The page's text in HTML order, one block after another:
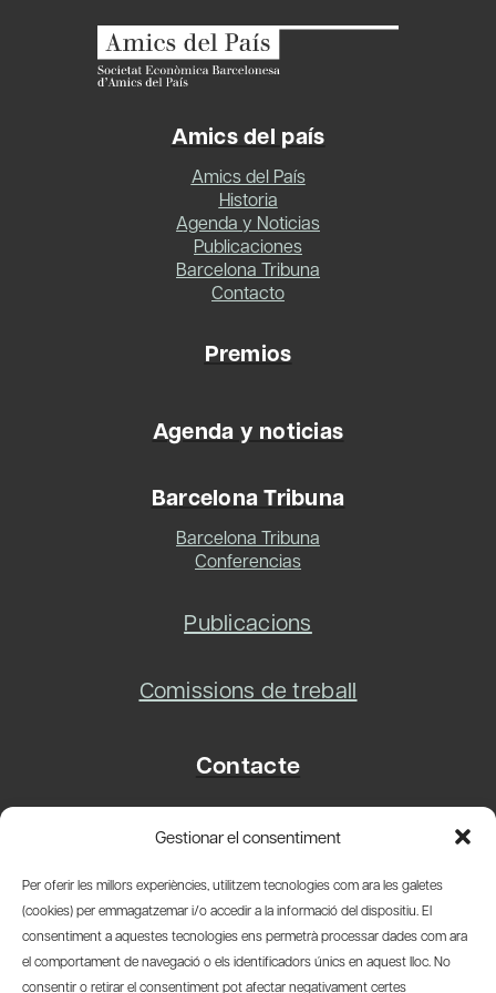
Gestionar el consentiment
Per oferir les millors experiències, utilitzem tecnologies com ara les galetes
(cookies) per emmagatzemar i/o accedir a la informació del dispositiu. El
consentiment a aquestes tecnologies ens permetrà processar dades com ara
el comportament de navegació o els identificadors únics en aquest lloc. No
consentir o retirar el consentiment pot afectar negativament certes
Amics del país
Amics del País
Historia
Agenda y Noticias
Publicaciones
Barcelona Tribuna
Contacto
Premios
Agenda y noticias
Barcelona Tribuna
Barcelona Tribuna
Conferencias
Publicacions
Comissions de treball
Contacte
08003 Barcelona
info@amicsdelpais.com
Suscripció Newsletter